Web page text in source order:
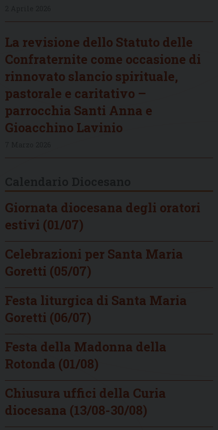
La revisione dello Statuto delle
Confraternite come occasione di
rinnovato slancio spirituale,
pastorale e caritativo –
parrocchia Santi Anna e
Gioacchino Lavinio
Giornata diocesana degli oratori
estivi (01/07)
Celebrazioni per Santa Maria
Goretti (05/07)
Festa liturgica di Santa Maria
Goretti (06/07)
Festa della Madonna della
Rotonda (01/08)
Chiusura uffici della Curia
diocesana (13/08-30/08)